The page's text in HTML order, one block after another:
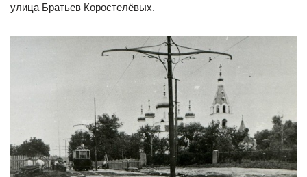
улица Братьев Коростелёвых.